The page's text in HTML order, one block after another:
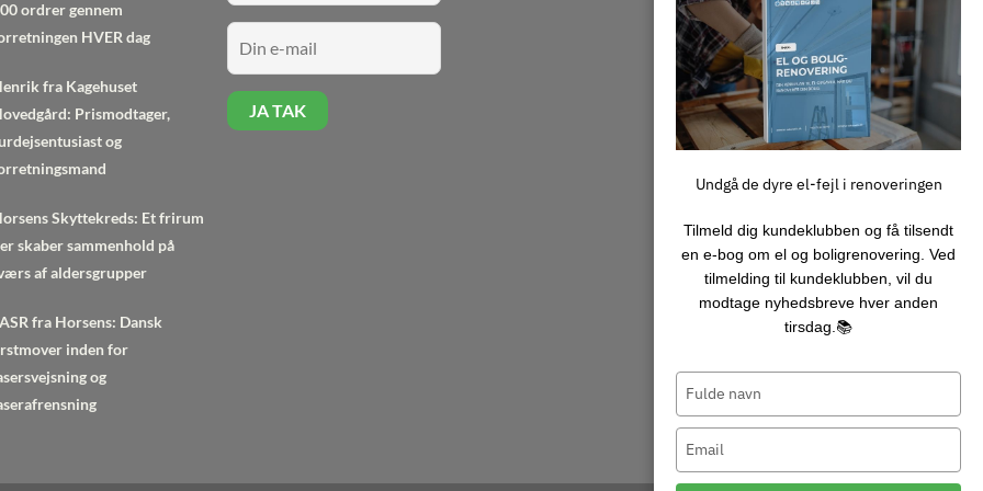
ordrer gennem
HVER dag
fra Kagehuset
Prismodtager,
og
Skyttekreds: Et frirum
skaber sammenhold på
af aldersgrupper
fra Horsens: Dansk
inden for
og
vidensniveau det kræver at
være de bedste i branchen.
Undgå de dyre el-fejl i renoveringen
Tilmeld dig kundeklubben og få tilsendt
en e‑bog om el og boligrenovering. Ved
tilmelding til kundeklubben, vil du
modtage nyhedsbreve hver anden
tirsdag.📚
name
email